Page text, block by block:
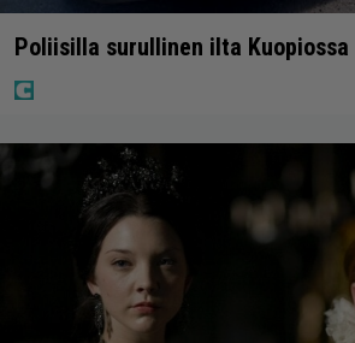
Poliisilla surullinen ilta Kuopiossa